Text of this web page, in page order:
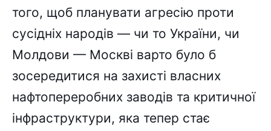
того, щоб планувати агресію проти
сусідніх народів — чи то України, чи
Молдови — Москві варто було б
зосередитися на захисті власних
нафтопереробних заводів та критичної
інфраструктури, яка тепер стає